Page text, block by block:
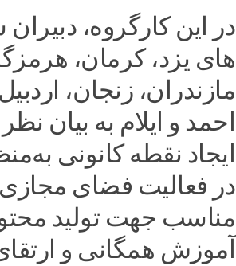
در این کارگروه،
های یزد، کرمان،
مازندران، زنجان،
احمد و ایلام به بیان
ایجاد نقطه کانونی
در فعالیت فضای مجازی
مناسب جهت تولید
آموزش همگانی و